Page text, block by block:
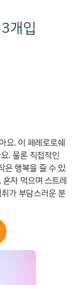
개입
요. 이 페레로로쉐
. 물론 직접적인
은 행복을 줄 수 있
자 먹으며 스트레
가 부담스러운 분